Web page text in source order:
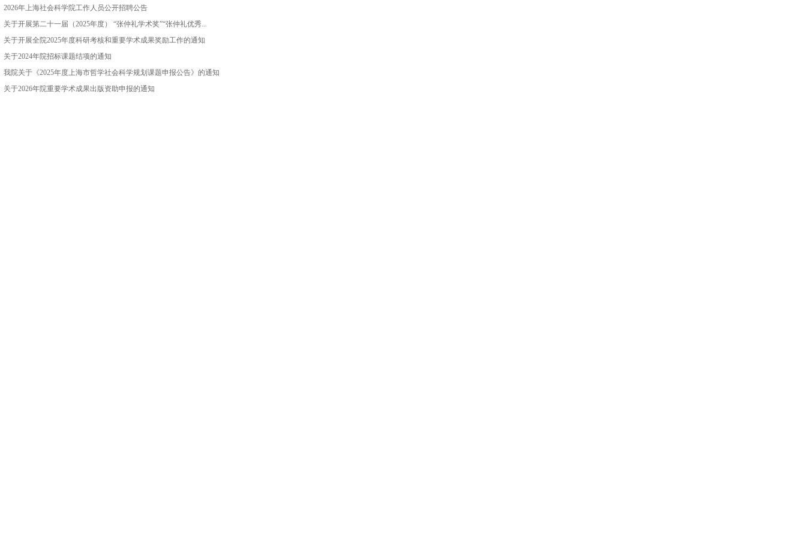
2026年上海社会科学院工作人员公开招聘公告
关于开展第二十一届（2025年度） “张仲礼学术奖”“张仲礼优秀...
关于开展全院2025年度科研考核和重要学术成果奖励工作的通知
关于2024年院招标课题结项的通知
我院关于《2025年度上海市哲学社会科学规划课题申报公告》的通知
关于2026年院重要学术成果出版资助申报的通知